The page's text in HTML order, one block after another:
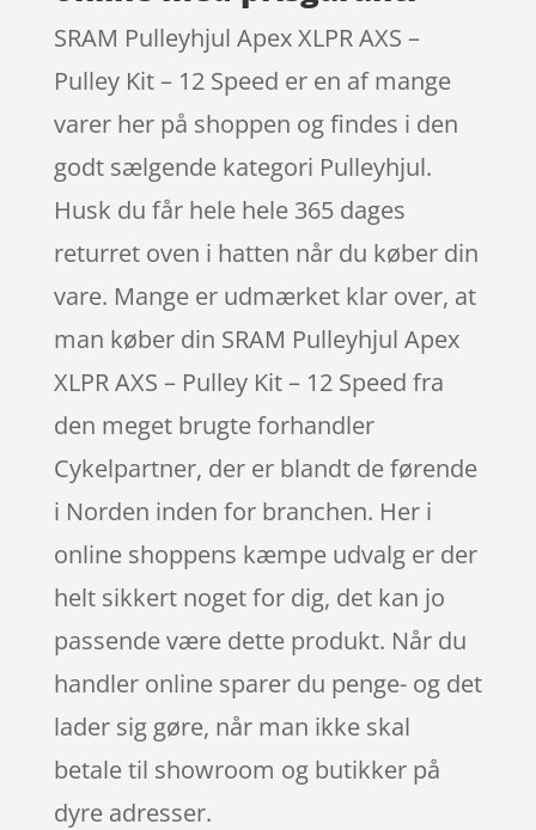
SRAM Pulleyhjul Apex XLPR AXS –
Pulley Kit – 12 Speed er en af mange
varer her på shoppen og findes i den
godt sælgende kategori Pulleyhjul.
Husk du får hele hele 365 dages
returret oven i hatten når du køber din
vare. Mange er udmærket klar over, at
man køber din SRAM Pulleyhjul Apex
XLPR AXS – Pulley Kit – 12 Speed fra
den meget brugte forhandler
Cykelpartner, der er blandt de førende
i Norden inden for branchen. Her i
online shoppens kæmpe udvalg er der
helt sikkert noget for dig, det kan jo
passende være dette produkt. Når du
handler online sparer du penge- og det
lader sig gøre, når man ikke skal
betale til showroom og butikker på
dyre adresser.